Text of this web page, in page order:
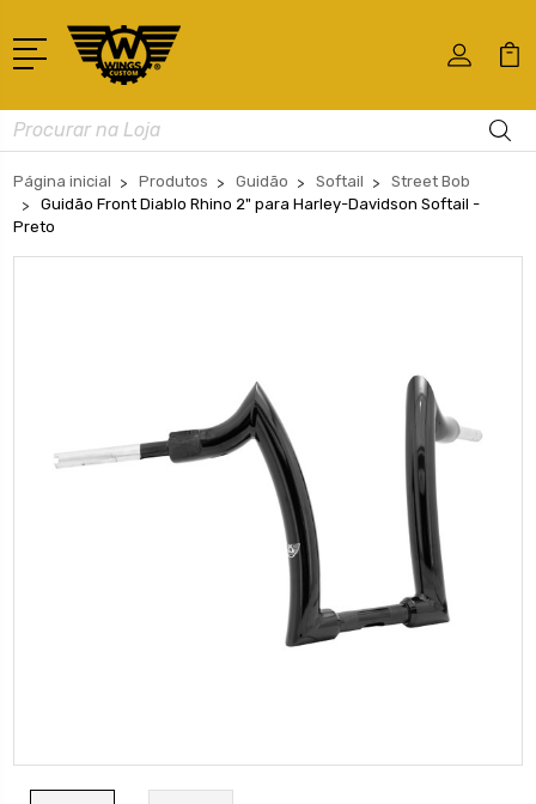
Busca
Página inicial Produtos Guidão Softail
Street Bob
Guidão Front Diablo Rhino 2" para Harley-Davidson Softail -
Preto